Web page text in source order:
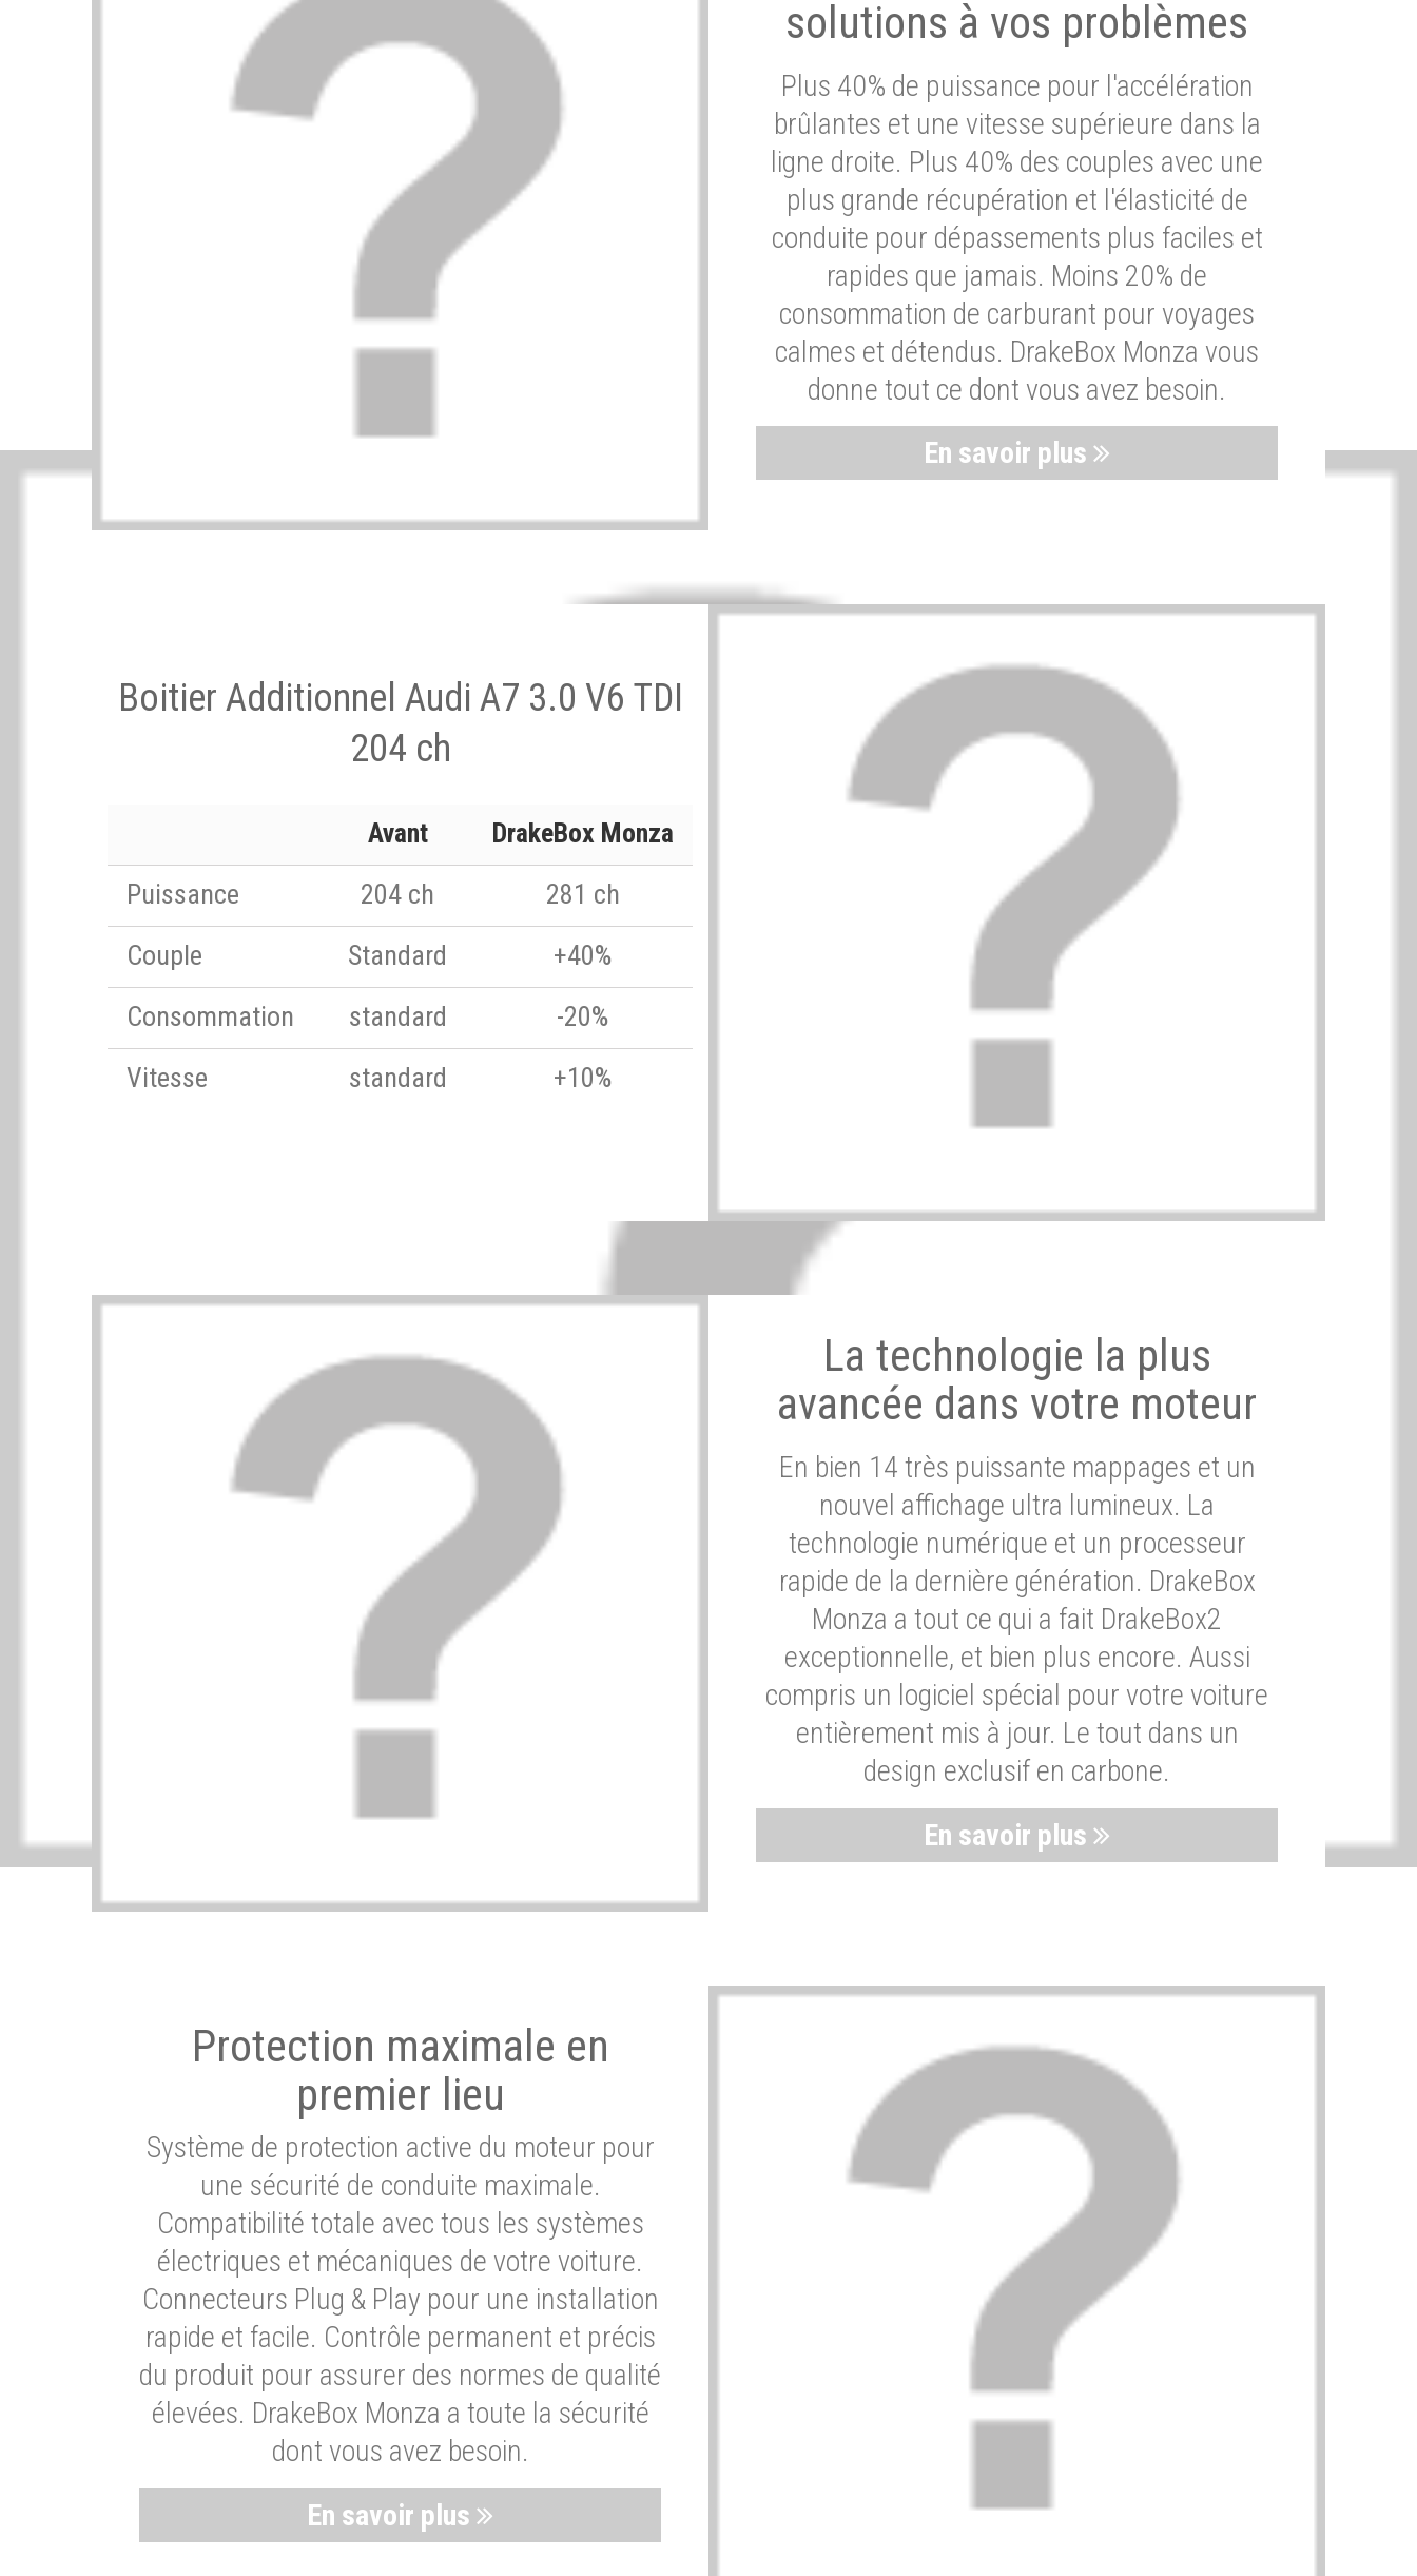
solutions à vos problèmes
Plus 40% de puissance pour l'accélération
brûlantes et une vitesse supérieure dans la
ligne droite. Plus 40% des couples avec une
plus grande récupération et l'élasticité de
conduite pour dépassements plus faciles et
rapides que jamais. Moins 20% de
consommation de carburant pour voyages
calmes et détendus. DrakeBox Monza vous
donne tout ce dont vous avez besoin.
En savoir plus
Boitier Additionnel Audi A7 3.0 V6 TDI
204 ch
Avant
DrakeBox Monza
Puissance
204 ch
281 ch
Couple
Standard
+40%
Consommation
standard
-20%
Vitesse
standard +10%
La technologie la plus
avancée dans votre moteur
En bien 14 très puissante mappages et un
nouvel affichage ultra lumineux. La
technologie numérique et un processeur
rapide de la dernière génération. DrakeBox
Monza a tout ce qui a fait DrakeBox2
exceptionnelle, et bien plus encore. Aussi
compris un logiciel spécial pour votre voiture
entièrement mis à jour. Le tout dans un
design exclusif en carbone.
En savoir plus
Protection maximale en
premier lieu
Système de protection active du moteur pour
une sécurité de conduite maximale.
Compatibilité totale avec tous les systèmes
électriques et mécaniques de votre voiture.
Connecteurs Plug & Play pour une installation
rapide et facile. Contrôle permanent et précis
du produit pour assurer des normes de qualité
élevées. DrakeBox Monza a toute la sécurité
dont vous avez besoin.
En savoir plus